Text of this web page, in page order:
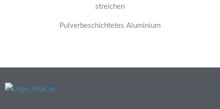
Pulverbeschichtetes Aluminium